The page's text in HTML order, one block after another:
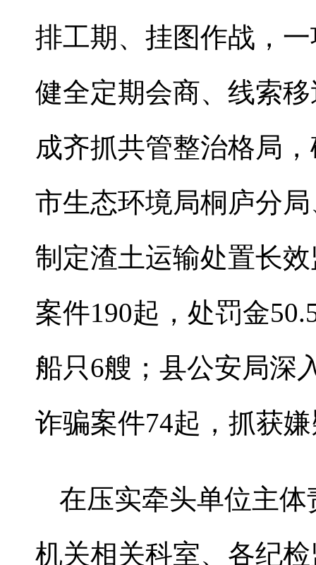
排工期、挂图作战，
健全定期会商、线索
成齐抓共管整治格局
市生态环境局桐庐分
制定渣土运输处置长
案件190起，处罚金
船只6艘；县公安局深
诈骗案件74起，抓获
在压实牵头单位主
机关相关科室、各纪